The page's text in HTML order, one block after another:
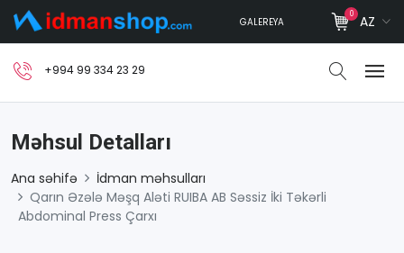
GALEREYA
0 AZ
+994 99 334 23 29
Məhsul Detalları
Ana səhifə
İdman məhsulları
Qarın Əzələ Məşq Aləti RUIBA AB Səssiz İki Təkərli
Abdominal Press Çarxı